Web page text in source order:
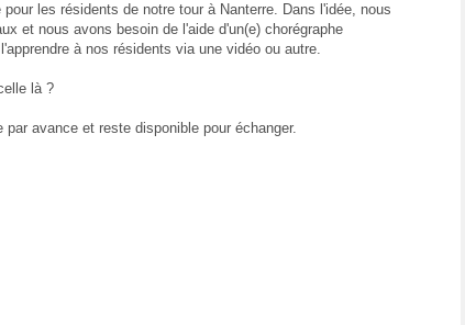
les résidents de notre tour à Nanterre. Dans l'idée, nous
et nous avons besoin de l'aide d'un(e) chorégraphe
à nos résidents via une vidéo ou autre.
là ?
avance et reste disponible pour échanger.